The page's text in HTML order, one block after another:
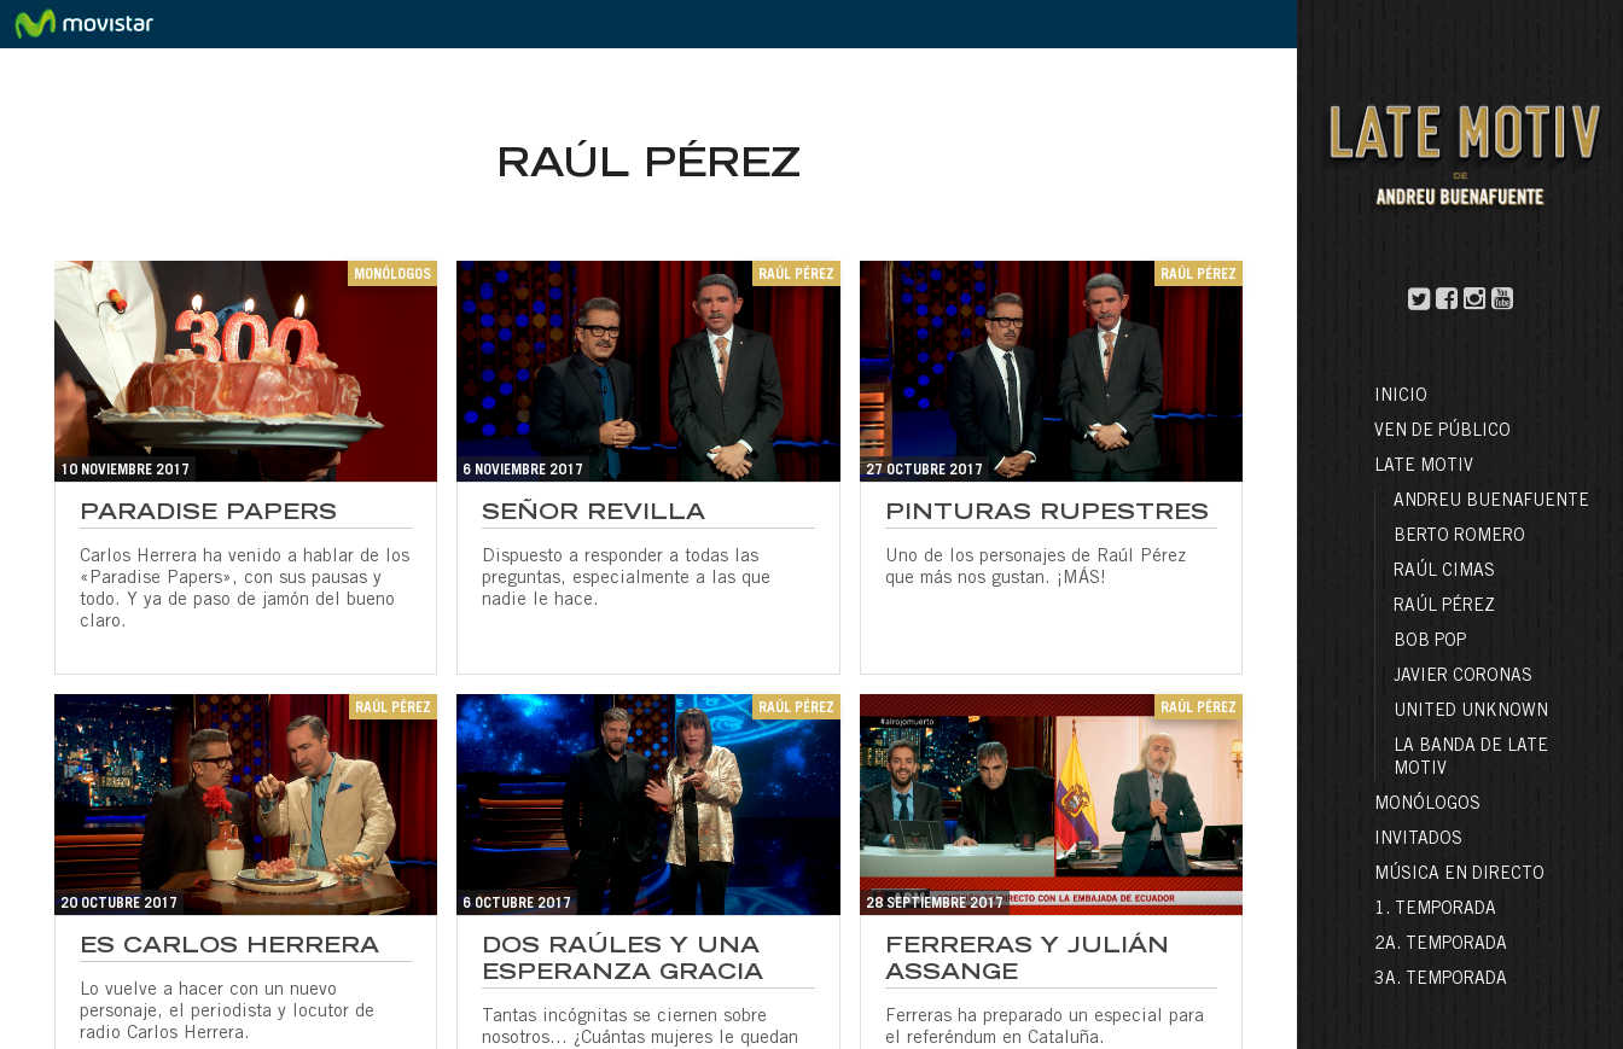
INICIO
VEN DE PÚBLICO
LATE MOTIV
ANDREU BUENAFUENTE
BERTO ROMERO
RAÚL CIMAS
RAÚL PÉREZ
BOB POP
JAVIER CORONAS
UNITED UNKNOWN
LA BANDA DE LATE
MOTIV
MONÓLOGOS
INVITADOS
MÚSICA EN DIRECTO
1. TEMPORADA
2A. TEMPORADA
3A. TEMPORADA
RAÚL PÉREZ
10 NOVIEMBRE 2017
MONÓLOGOS
PARADISE PAPERS
Carlos Herrera ha venido a hablar de los
«Paradise Papers», con sus pausas y
todo. Y ya de paso de jamón del bueno
claro.
6 NOVIEMBRE 2017
RAÚL PÉREZ
SEÑOR REVILLA
Dispuesto a responder a todas las
preguntas, especialmente a las que
nadie le hace.
27 OCTUBRE 2017
RAÚL PÉREZ
PINTURAS RUPESTRES
Uno de los personajes de Raúl Pérez
que más nos gustan. ¡MÁS!
20 OCTUBRE 2017
RAÚL PÉREZ
ES CARLOS HERRERA
Lo vuelve a hacer con un nuevo
personaje, el periodista y locutor de
radio Carlos Herrera.
6 OCTUBRE 2017
RAÚL PÉREZ
DOS RAÚLES Y UNA
ESPERANZA GRACIA
Tantas incógnitas se ciernen sobre
nosotros… ¿Cuántas mujeres le quedan
28 SEPTIEMBRE 2017
RAÚL PÉREZ
FERRERAS Y JULIÁN
ASSANGE
Ferreras ha preparado un especial para
el referéndum en Cataluña.